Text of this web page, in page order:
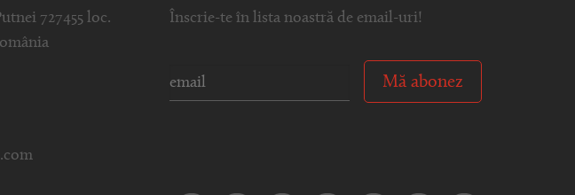
727455 loc.
Înscrie-te în lista noastră de email-uri!
Mă abonez